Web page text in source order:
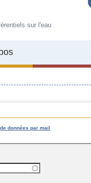
sur l'eau
données par mail